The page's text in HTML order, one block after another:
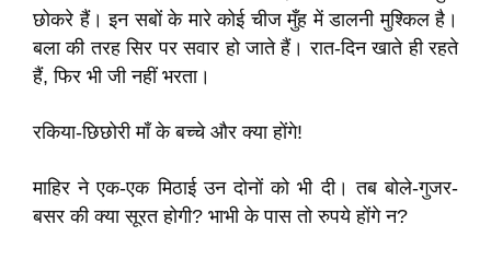
छोकरे हैं। इन सबों के मारे कोई चीज मुँह में डालनी मुश्किल है।
बला की तरह सिर पर सवार हो जाते हैं। रात-दिन खाते ही रहते
हैं, फिर भी जी नहीं भरता।
रकिया-छिछोरी माँ के बच्चे और क्या होंगे!
माहिर ने एक-एक मिठाई उन दोनों को भी दी। तब बोले-गुजर-
बसर की क्या सूरत होगी? भाभी के पास तो रुपये होंगे न?